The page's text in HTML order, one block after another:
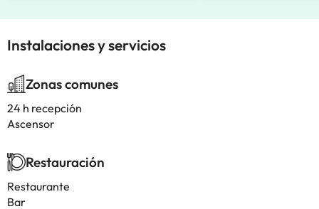
Instalaciones y servicios
Zonas comunes
24 h recepción
Ascensor
Restauración
Restaurante
Bar